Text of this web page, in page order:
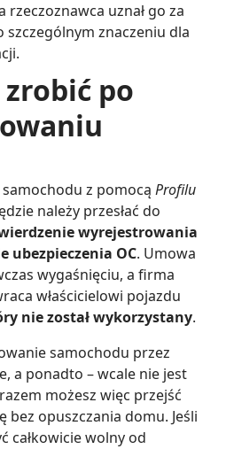
rzeczoznawca uznał go za
znaczeniu dla
po
z pomocą Profilu
należy przesłać do
wyrejestrowania
ubezpieczenia OC. Umowa
wygaśnięciu, a firma
właścicielowi pojazdu
nie został wykorzystany.
samochodu przez
a ponadto – wcale nie jest
możesz więc przejść
bez opuszczania domu. Jeśli
całkowicie wolny od